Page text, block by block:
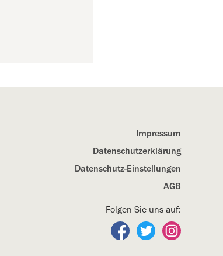
Impressum
Datenschutz­erklärung
Datenschutz-Einstellungen
AGB
Folgen Sie uns auf:
Folgen Sie uns auf
Folgen Sie uns